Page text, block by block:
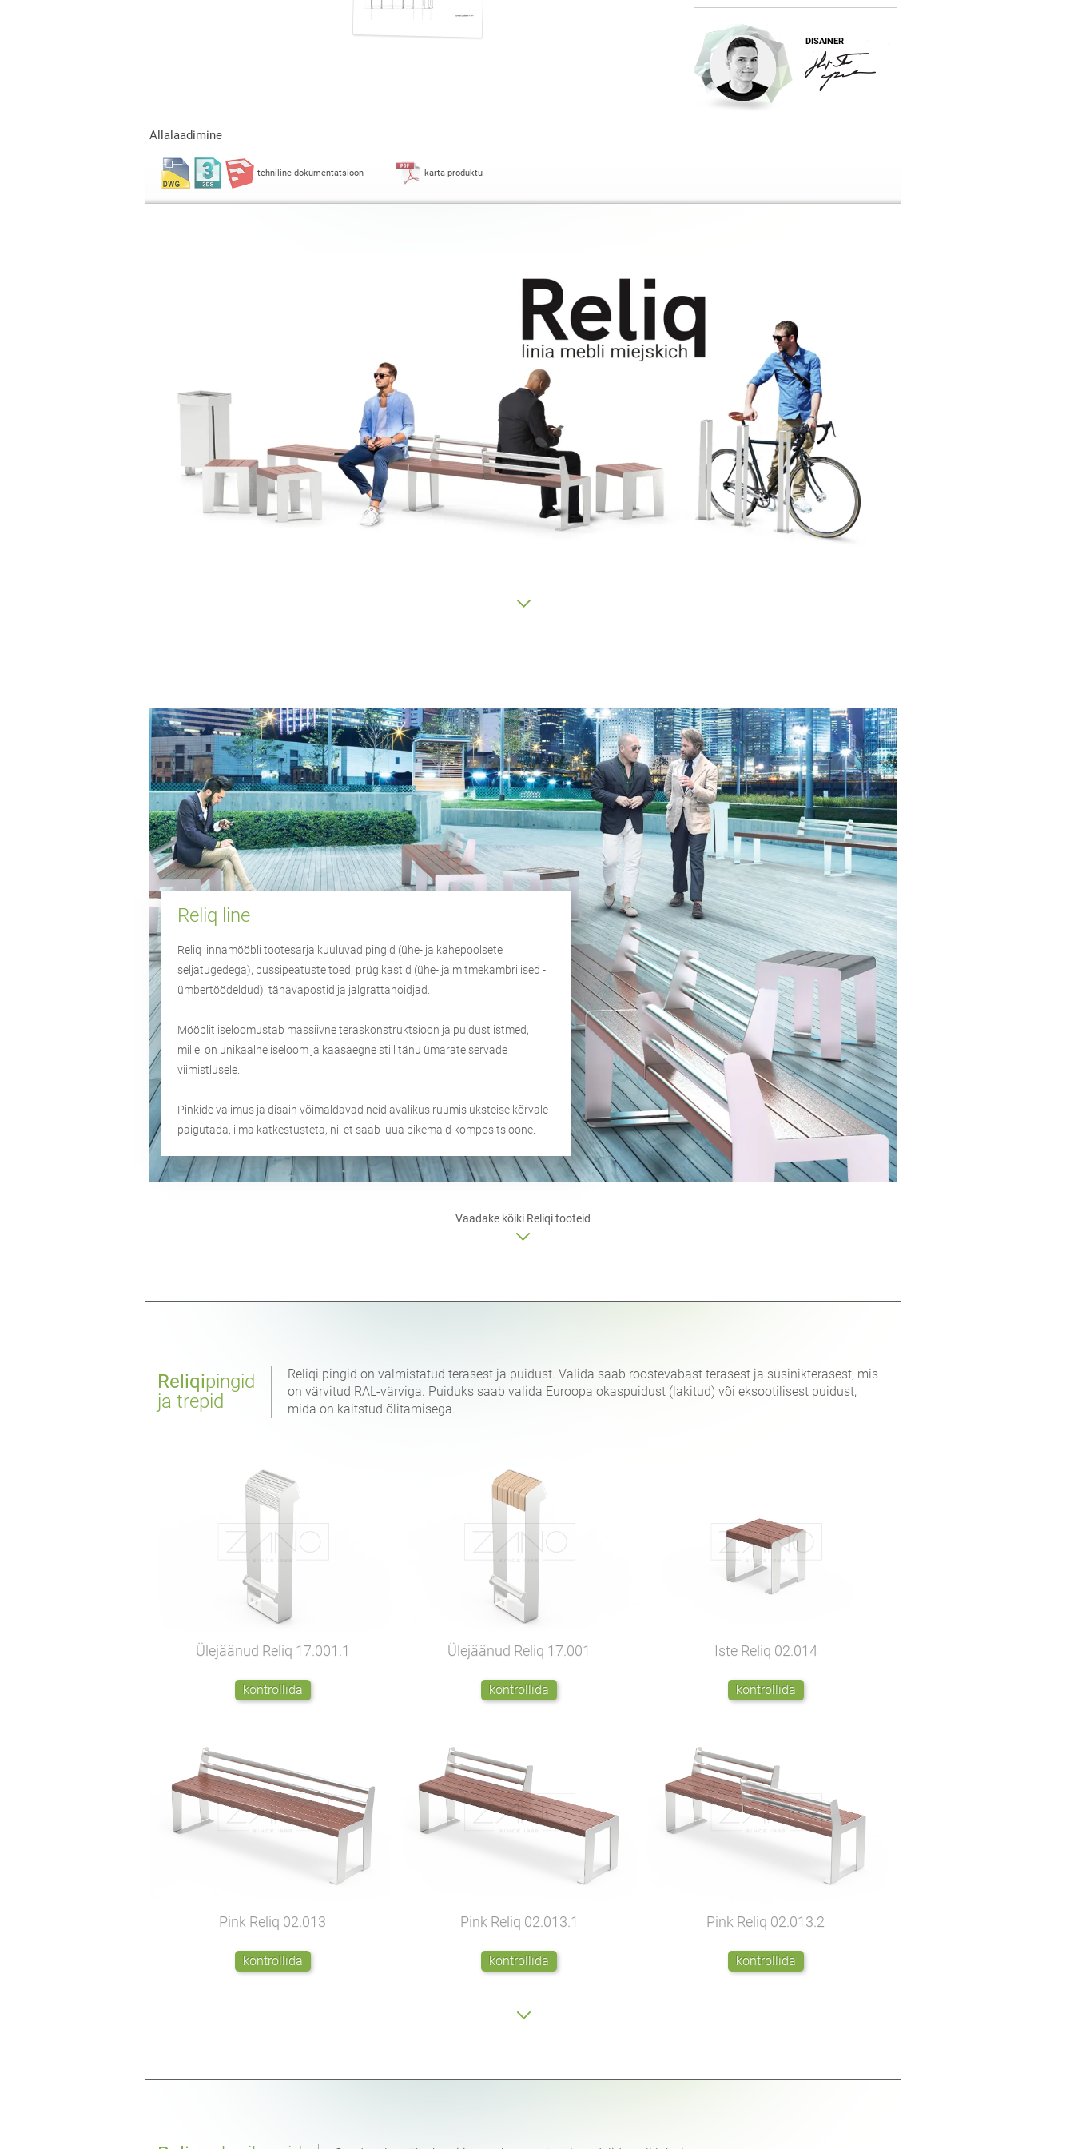
DISAINER
Allalaadimine
tehniline dokumentatsioon karta produktu
Reliq line
Reliq linnamööbli tootesarja kuuluvad pingid (ühe- ja kahepoolsete
seljatugedega), bussipeatuste toed, prügikastid (ühe- ja mitmekambrilised -
ümbertöödeldud), tänavapostid ja jalgrattahoidjad.
Mööblit iseloomustab massiivne teraskonstruktsioon ja puidust istmed,
millel on unikaalne iseloom ja kaasaegne stiil tänu ümarate servade
viimistlusele.
Pinkide välimus ja disain võimaldavad neid avalikus ruumis üksteise kõrvale
paigutada, ilma katkestusteta, nii et saab luua pikemaid kompositsioone.
Vaadake kõiki Reliqi tooteid
Reliqipingid
ja trepid
Reliqi pingid on valmistatud terasest ja puidust. Valida saab roostevabast terasest ja süsinikterasest, mis
on värvitud RAL-värviga. Puiduks saab valida Euroopa okaspuidust (lakitud) või eksootilisest puidust,
mida on kaitstud õlitamisega.
Ülejäänud Reliq 17.001.1
kontrollida
Ülejäänud Reliq 17.001
kontrollida
Iste Reliq 02.014
kontrollida
Pink Reliq 02.013
kontrollida
Pink Reliq 02.013.1
kontrollida
Pink Reliq 02.013.2
kontrollida